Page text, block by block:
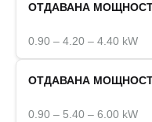
ОТДАВАНА
0.90 – 4.20 – 4.40 kW
ОТДАВАНА
0.90 – 5.40 – 6.00 kW